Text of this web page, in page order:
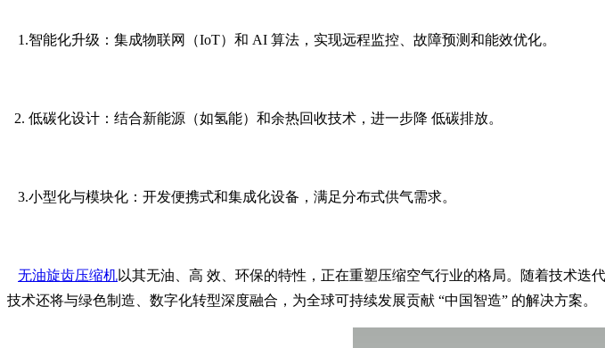
1.智能化升级：集成物联网（IoT）和 AI 算法，实现远程监控、故障预测和能效优化。
2. 低碳化设计：结合新能源（如氢能）和余热回收技术，进一步降 低碳排放。
3.小型化与模块化：开发便携式和集成化设备，满足分布式供气需求。
无油旋齿压缩机以其无油、高 效、环保的特性，正在重塑压缩空气行业的格局。随着技术
技术还将与绿色制造、数字化转型深度融合，为全球可持续发展贡献 “中国智造” 的解决方案。